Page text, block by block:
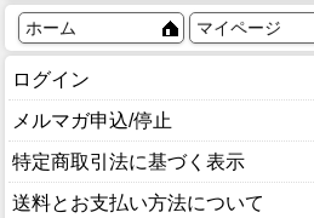
ホーム マイページ
ログイン
メルマガ申込/停止
特定商取引法に基づく表示
送料とお支払い方法について